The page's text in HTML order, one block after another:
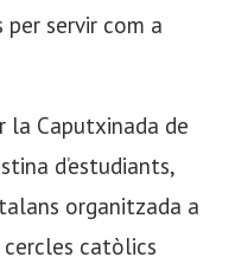
servir com a
la Caputxinada de
d’estudiants,
organitzada a
catòlics